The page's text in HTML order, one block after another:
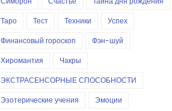
Таро
Тест Техники
Успех
Финансовый гороскоп
Фэн-шуй
Хиромантия
Чакры
ЭКСТРАСЕНСОРНЫЕ СПОСОБНОСТИ
Эзотерические учения
Эмоции